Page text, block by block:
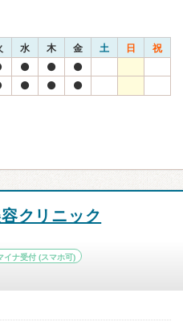
水 木 金 土 日 祝
クリニック
イナ受付 (スマホ可)